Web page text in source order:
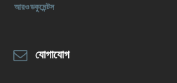
আরও ডকুমেন্টস
যোগাযোগ